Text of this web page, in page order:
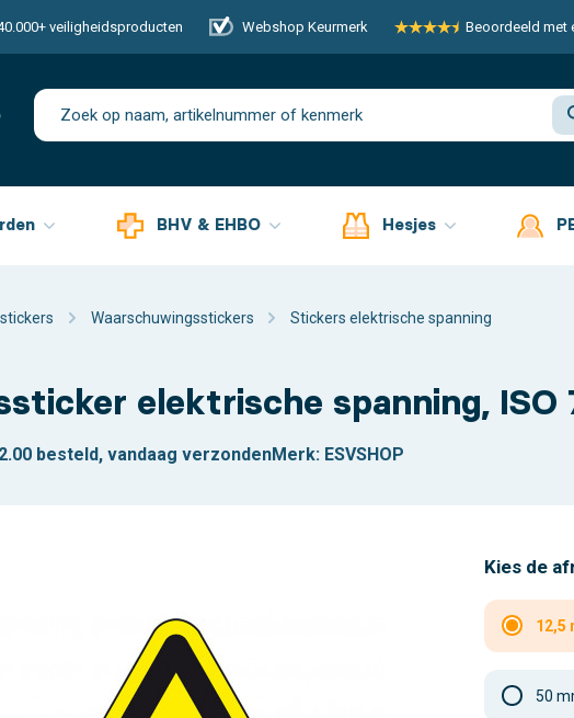
veiligheidsproducten Webshop Keurmerk Beoordeeld met
BHV & EHBO Hesjes
Waarschuwingsstickers Stickers elektrische spanning
elektrische spanning, ISO
besteld, vandaag verzondenMerk: ESVSHOP
Kies de
12,5
50